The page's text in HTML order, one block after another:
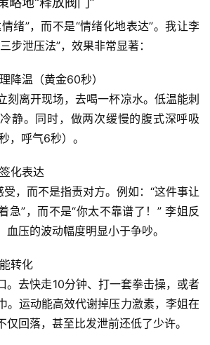
绪”，而不是“情绪化地表达”。我让李
步泄压法”，效果非常显著：
降温（黄金60秒）
刻离开现场，去喝一杯凉水。低温能刺
静。同时，做两次缓慢的腹式深呼吸
，呼气6秒）。
化表达
受，而不是指责对方。例如：“这件事让
急”，而不是“你太不靠谱了！” 李姐反
压的波动幅度明显小于争吵。
转化
。去快走10分钟、打一套拳击操，或者
运动能高效代谢掉压力激素，李姐在
回落，甚至比发泄前还低了少许。